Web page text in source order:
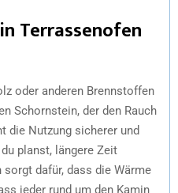
Terrassenofen
oder anderen Brennstoffen
Schornstein, der den Rauch
die Nutzung sicherer und
planst, längere Zeit
dafür, dass die Wärme
jeder rund um den Kamin